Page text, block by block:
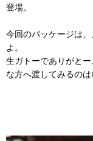
登場。
今回のパッケージは
よ。
生ガトーでありがと
な方へ渡してみるのは